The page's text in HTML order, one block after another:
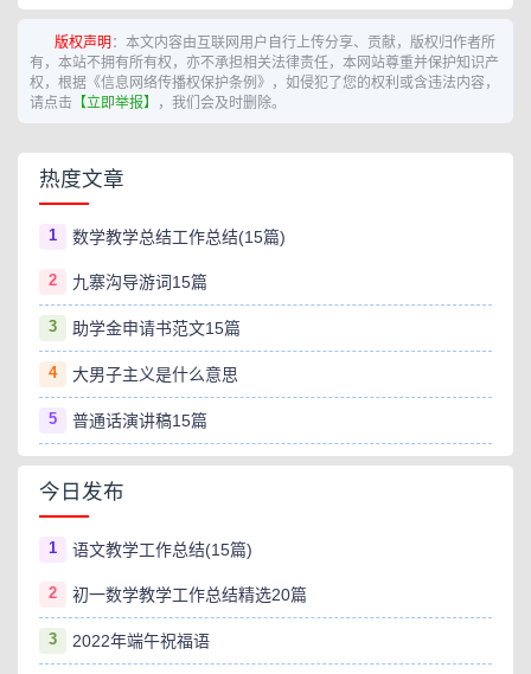
版权声明 ：本文内容由互联网用户自行上传分享、贡献，版权归作者所
有，本站不拥有所有权，亦不承担相关法律责任，本网站尊重并保护知识产
权，根据《信息网络传播权保护条例》，如侵犯了您的权利或含违法内容，
请点击 【立即举报】 ，我们会及时删除。
热度文章
1 数学教学总结工作总结(15篇)
2 九寨沟导游词15篇
3 助学金申请书范文15篇
4 大男子主义是什么意思
5 普通话演讲稿15篇
今日发布
1 语文教学工作总结(15篇)
2 初一数学教学工作总结精选20篇
3 2022年端午祝福语